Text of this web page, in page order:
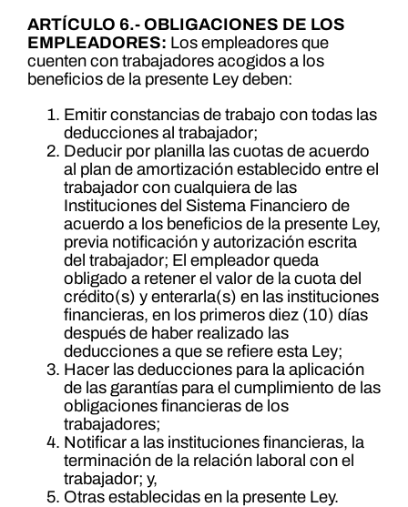
ARTÍCULO 6.- OBLIGACIONES DE LOS
EMPLEADORES: Los empleadores que
cuenten con trabajadores acogidos a los
beneficios de la presente Ley deben:
Emitir constancias de trabajo con todas las
deducciones al trabajador;
Deducir por planilla las cuotas de acuerdo
al plan de amortización establecido entre el
trabajador con cualquiera de las
Instituciones del Sistema Financiero de
acuerdo a los beneficios de la presente Ley,
previa notificación y autorización escrita
del trabajador; El empleador queda
obligado a retener el valor de la cuota del
crédito(s) y enterarla(s) en las instituciones
financieras, en los primeros diez (10) días
después de haber realizado las
deducciones a que se refiere esta Ley;
Hacer las deducciones para la aplicación
de las garantías para el cumplimiento de las
obligaciones financieras de los
trabajadores;
Notificar a las instituciones financieras, la
terminación de la relación laboral con el
trabajador; y,
Otras establecidas en la presente Ley.